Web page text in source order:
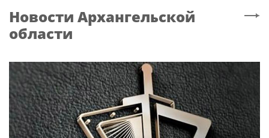
Новости Архангельской
области